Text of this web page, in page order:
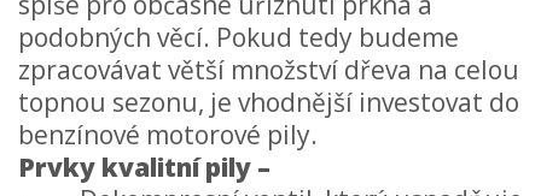
podobných věcí. Pokud tedy budeme
zpracovávat větší množství dřeva na celou
topnou sezonu, je vhodnější investovat do
benzínové motorové pily.
Prvky kvalitní pily –